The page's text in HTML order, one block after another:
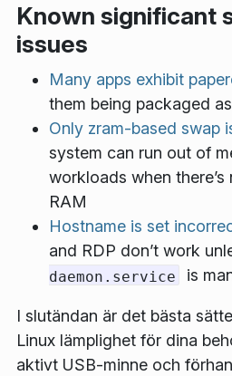
Known significant
issues
Many apps exhibit
them being packaged
Only zram-based swap
system can run out of
workloads when
RAM
Hostname is set
and RDP don’t work
daemon.service
is
I slutändan är det bästa
Linux lämplighet för dina
aktivt USB-minne och